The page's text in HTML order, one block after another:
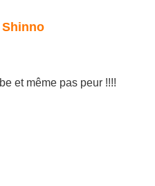
et même pas peur !!!!